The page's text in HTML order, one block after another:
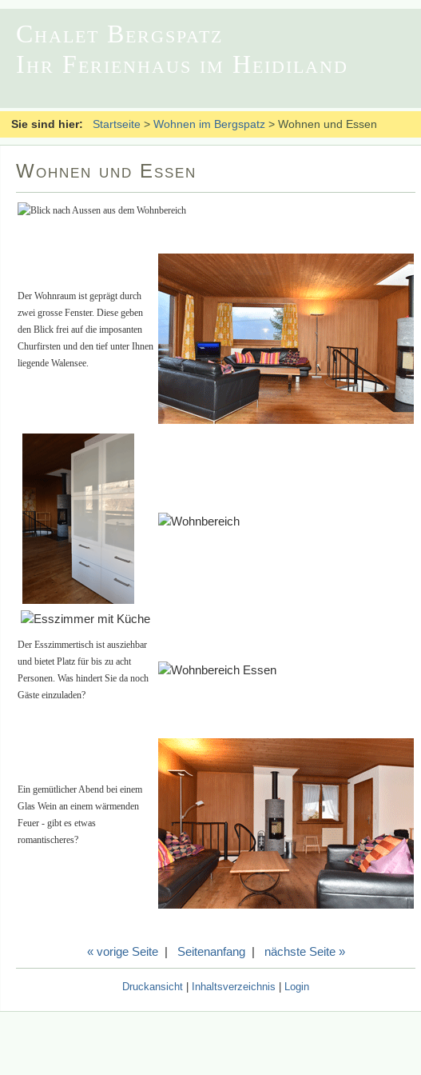
Chalet Bergspatz
Ihr Ferienhaus im Heidiland
Sie sind hier: Startseite > Wohnen im Bergspatz > Wohnen und Essen
Wohnen und Essen
Der Wohnraum ist geprägt durch
zwei grosse Fenster. Diese geben
den Blick frei auf die imposanten
Churfirsten und den tief unter Ihnen
liegende Walensee.
Der Esszimmertisch ist ausziehbar
und bietet Platz für bis zu acht
Personen. Was hindert Sie da noch
Gäste einzuladen?
Ein gemütlicher Abend bei einem
Glas Wein an einem wärmenden
Feuer - gibt es etwas
romantischeres?
« vorige Seite| Seitenanfang| nächste Seite »
Druckansicht Inhaltsverzeichnis Login